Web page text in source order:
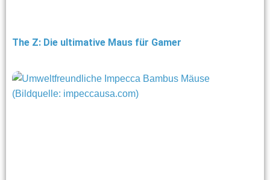
The Z: Die ultimative Maus für Gamer